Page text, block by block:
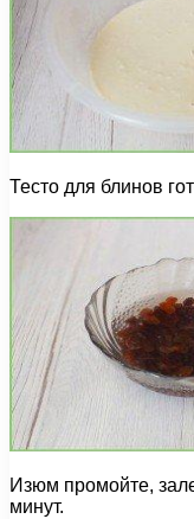
Тесто для блинов
Изюм промойте,
минут.